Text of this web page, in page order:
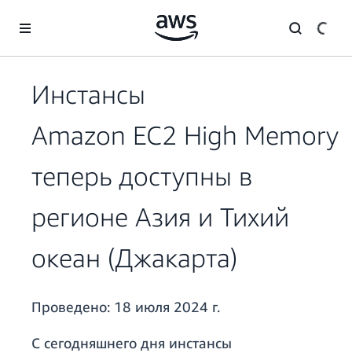
Перейти к главному контенту
Инстансы
Amazon EC2 High Memory
теперь доступны в
регионе Азия и Тихий
океан (Джакарта)
Проведено: 18 июля 2024 г.
С сегодняшнего дня инстансы